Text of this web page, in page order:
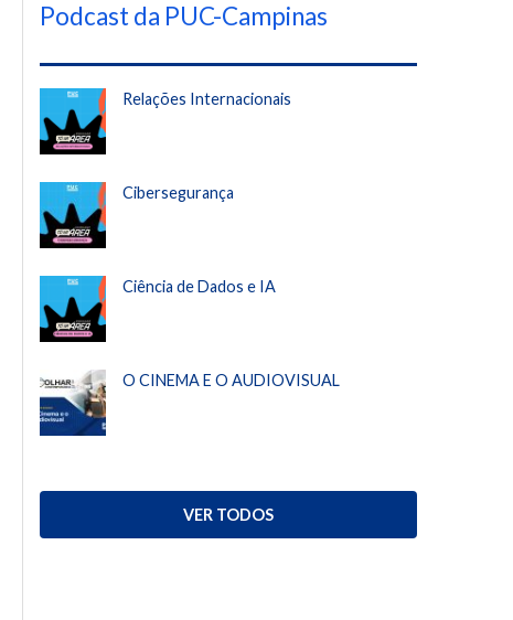
Podcast da PUC-Campinas
Relações Internacionais
Cibersegurança
Ciência de Dados e IA
O CINEMA E O AUDIOVISUAL
VER TODOS